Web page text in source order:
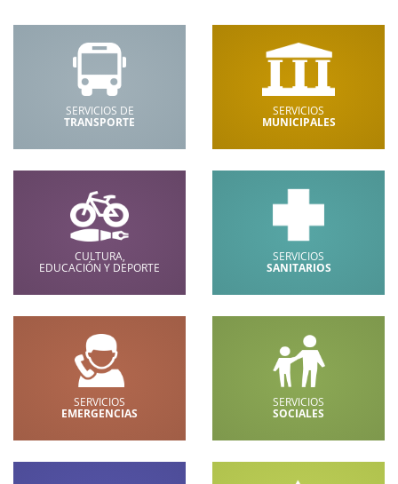
SERVICIOS DE
TRANSPORTE
SERVICIOS
MUNICIPALES
CULTURA,
EDUCACIÓN Y DEPORTE
SERVICIOS
SANITARIOS
SERVICIOS
EMERGENCIAS
SERVICIOS
SOCIALES